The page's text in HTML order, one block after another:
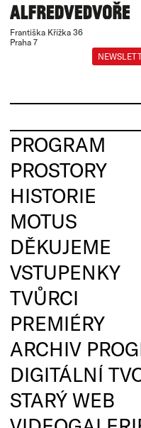
Františka Křížka 36
Praha 7
PROGRAM
PROSTORY
HISTORIE
MOTUS
DĚKUJEME
VSTUPENKY
TVŮRCI
PREMIÉRY
ARCHIV
DIGITÁLNÍ
STARÝ WEB